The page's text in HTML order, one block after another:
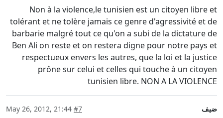
Non à la violence,le tunisien est un citoyen libre et
tolérant et ne tolère jamais ce genre d'agressivité et de
barbarie malgré tout ce qu'on a subi de la dictature de
Ben Ali on reste et on restera digne pour notre pays et
respectueux envers les autres, que la loi et la justice
prône sur celui et celles qui touche à un citoyen
tunisien libre. NON A LA VIOLENCE
ضيف #7